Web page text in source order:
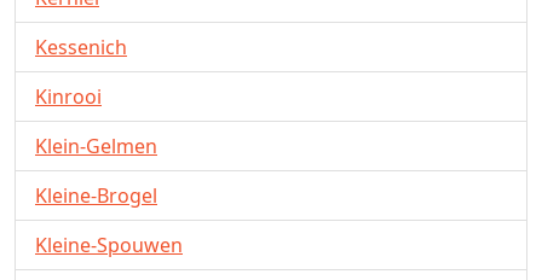
Kessenich
Kinrooi
Klein-Gelmen
Kleine-Brogel
Kleine-Spouwen